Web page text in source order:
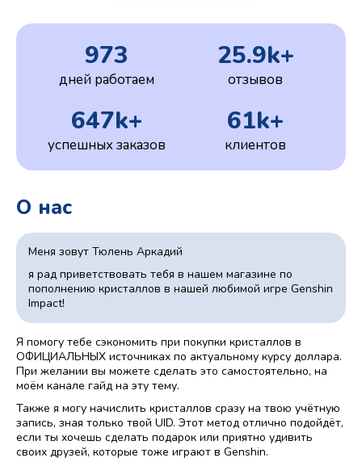
973
дней работаем
25.9k+
отзывов
647k+
успешных заказов
61k+
клиентов
О нас
Меня зовут Тюлень Аркадий
я рад приветствовать тебя в нашем магазине по
пополнению кристаллов в нашей любимой игре Genshin
Impact!
Я помогу тебе сэкономить при покупки кристаллов в
ОФИЦИАЛЬНЫХ источниках по актуальному курсу доллара.
При желании вы можете сделать это самостоятельно, на
моём канале гайд на эту тему.
Также я могу начислить кристаллов сразу на твою учётную
запись, зная только твой UID. Этот метод отлично подойдёт,
если ты хочешь сделать подарок или приятно удивить
своих друзей, которые тоже играют в Genshin.